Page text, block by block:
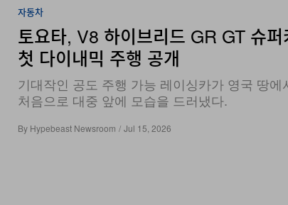
토요타, V8 하이브리드 GR GT 슈퍼
첫 다이내믹 주행 공개
기대작인 공도 주행 가능 레이싱카가 영국 땅에
처음으로 대중 앞에 모습을 드러냈다.
By Hypebeast Newsroom / Jul 15, 2026